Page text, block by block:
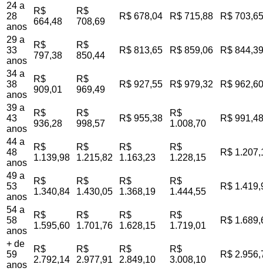
24 a
28
anos
R$
664,48
R$
708,69
R$ 678,04 R$ 715,88 R$ 703,65
29 a
33
anos
R$
797,38
R$
850,44
R$ 813,65 R$ 859,06 R$ 844,39
34 a
38
anos
R$
909,01
R$
969,49
R$ 927,55 R$ 979,32 R$ 962,60
39 a
43
anos
R$
936,28
R$
998,57
R$ 955,38
R$
1.008,70
R$ 991,48
44 a
48
anos
R$
1.139,98
R$
1.215,82
R$
1.163,23
R$
1.228,15
R$
49 a
53
anos
R$
1.340,84
R$
1.430,05
R$
1.368,19
R$
1.444,55
R$
54 a
58
anos
R$
1.595,60
R$
1.701,76
R$
1.628,15
R$
1.719,01
R$
+ de
59
anos
R$
2.792,14
R$
2.977,91
R$
2.849,10
R$
3.008,10
R$